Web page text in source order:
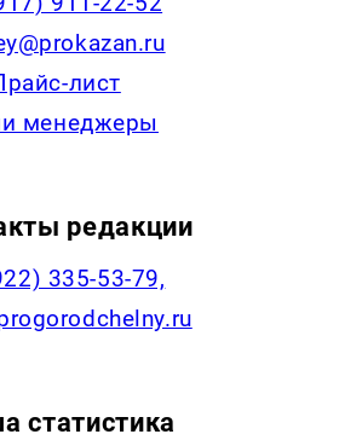
лист
менеджеры
редакции
335-53-79,
статистика